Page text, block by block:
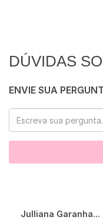
DÚVIDAS
ENVIE SUA
Julliana Garanha...